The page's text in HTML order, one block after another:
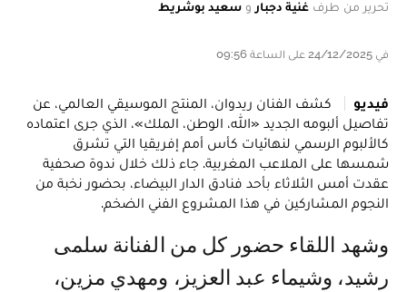
تحرير من طرف غنية دجبار و سعيد بوشريط
في 24/12/2025 على الساعة 09:56
فيديو
كشف الفنان ريدوان، المنتج الموسيقي العالمي، عن
تفاصيل ألبومه الجديد «الله، الوطن، الملك»، الذي جرى اعتماده
كالألبوم الرسمي لنهائيات كأس أمم إفريقيا التي تشرق
شمسها على الملاعب المغربية. جاء ذلك خلال ندوة صحفية
عقدت أمس الثلاثاء بأحد فنادق الدار البيضاء، بحضور نخبة من
النجوم المشاركين في هذا المشروع الفني الضخم.
وشهد اللقاء حضور كل من الفنانة سلمى
رشيد، وشيماء عبد العزيز، ومهدي مزين،